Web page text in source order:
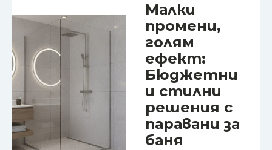
Малки
промени,
голям
ефект:
Бюджетни
и стилни
решения с
паравани за
баня